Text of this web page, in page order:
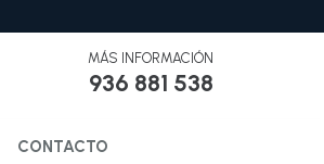
MÁS INFORMACIÓN
936 881 538
CONTACTO